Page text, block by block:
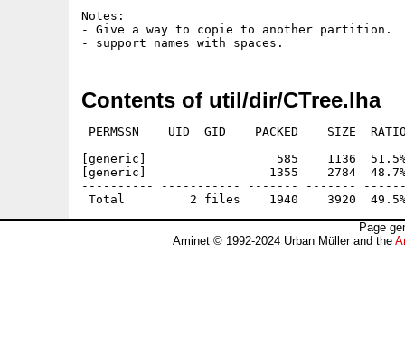
Notes:
- Give a way to copie to another partition.
Contents of util/dir/CTree.lha
PERMSSN    UID  GID    PACKED    SIZE
---------- ----------- ------- -------
[generic]                  585    1136  51.5% -
[generic]                 1355    2784  48.7% -
---------- ----------- ------- -------
Page
Aminet © 1992-2024 Urban Müller and the